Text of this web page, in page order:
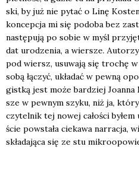
ski, by już nie pytać o Linę
kon­cep­cja mi się podo­ba bez
nastę­pu­ją po sobie w myśl
dat uro­dze­nia, a wier­sze.
pod wiersz, usu­wa­ją się tro­chę
sobą łączyć, ukła­dać w pew­ną
gist­ką jest może bar­dziej
sze w pew­nym szy­ku, niż ja,
czy­tel­nik tej nowej cało­ści
ście powsta­ła cie­ka­wa nar­ra­cja,
skła­da­ją­ca się ze stu